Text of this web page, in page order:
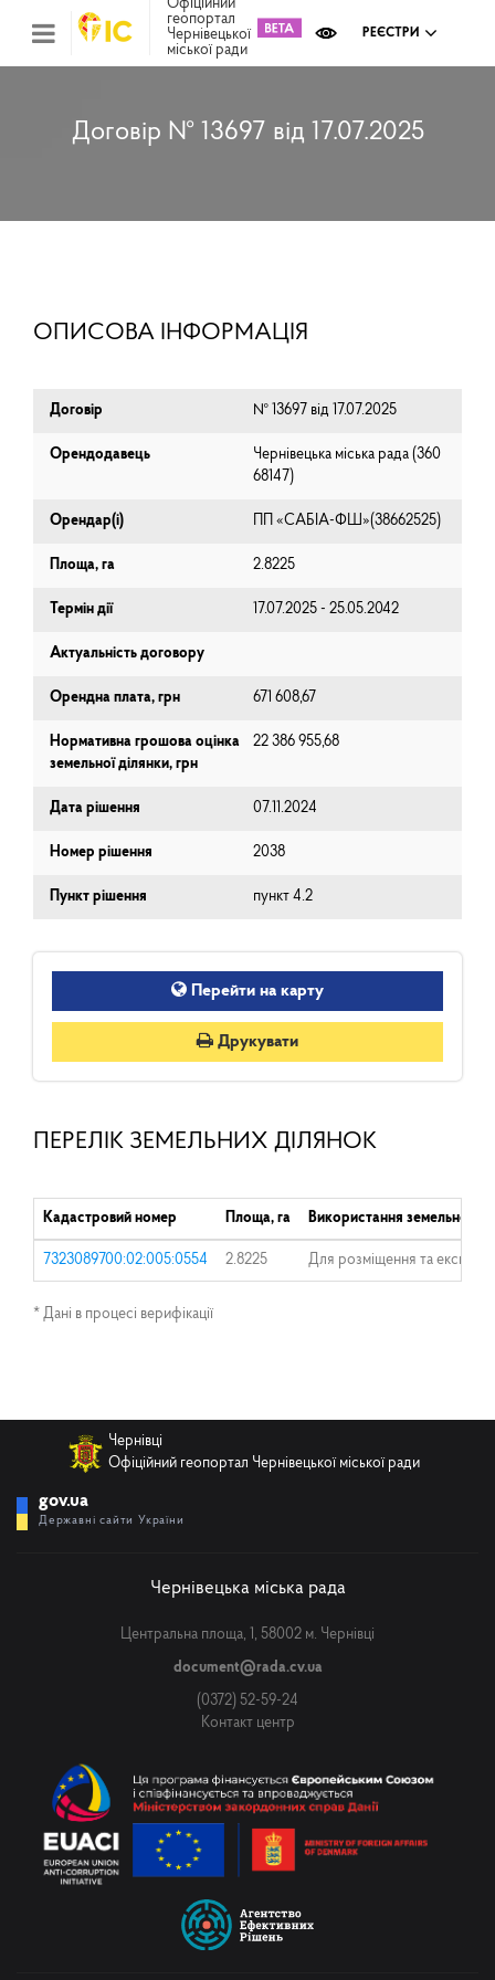
Офіційний
геопортал
Чернівецької
міської ради
РЕЄСТРИ
Договір № 13697 від 17.07.2025
ОПИСОВА ІНФОРМАЦІЯ
Договір № 13697 від 17.07.2025
Орендодавець
Чернівецька міська рада (⁨360
68147⁩)
Орендар(і) ПП «САБІА-ФШ»(38662525)
Площа, га 2.8225
Термін дії 17.07.2025 - 25.05.2042
Актуальність договору
Орендна плата, грн 671 608,67
Нормативна грошова оцінка
земельної ділянки, грн
22 386 955,68
Дата рішення 07.11.2024
Номер рішення 2038
Пункт рішення пункт 4.2
Перейти на карту
Друкувати
ПЕРЕЛІК ЗЕМЕЛЬНИХ ДІЛЯНОК
Кадастровий номер Площа, га Використання земельної
7323089700:02:005:0554 2.8225 Для розміщення та
* Дані в процесі верифікації
Чернівці
Офіційний геопортал Чернівецької міської ради
gov.ua
Державні сайти України
Чернівецька міська рада
Центральна площа, 1, 58002 м. Чернівці
document@rada.cv.ua
(0372) 52-59-24
Контакт центр